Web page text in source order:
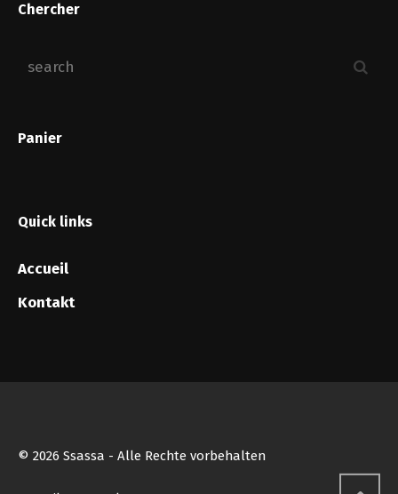
Chercher
Panier
Quick links
Accueil
Kontakt
© 2026 Ssassa - Alle Rechte vorbehalten